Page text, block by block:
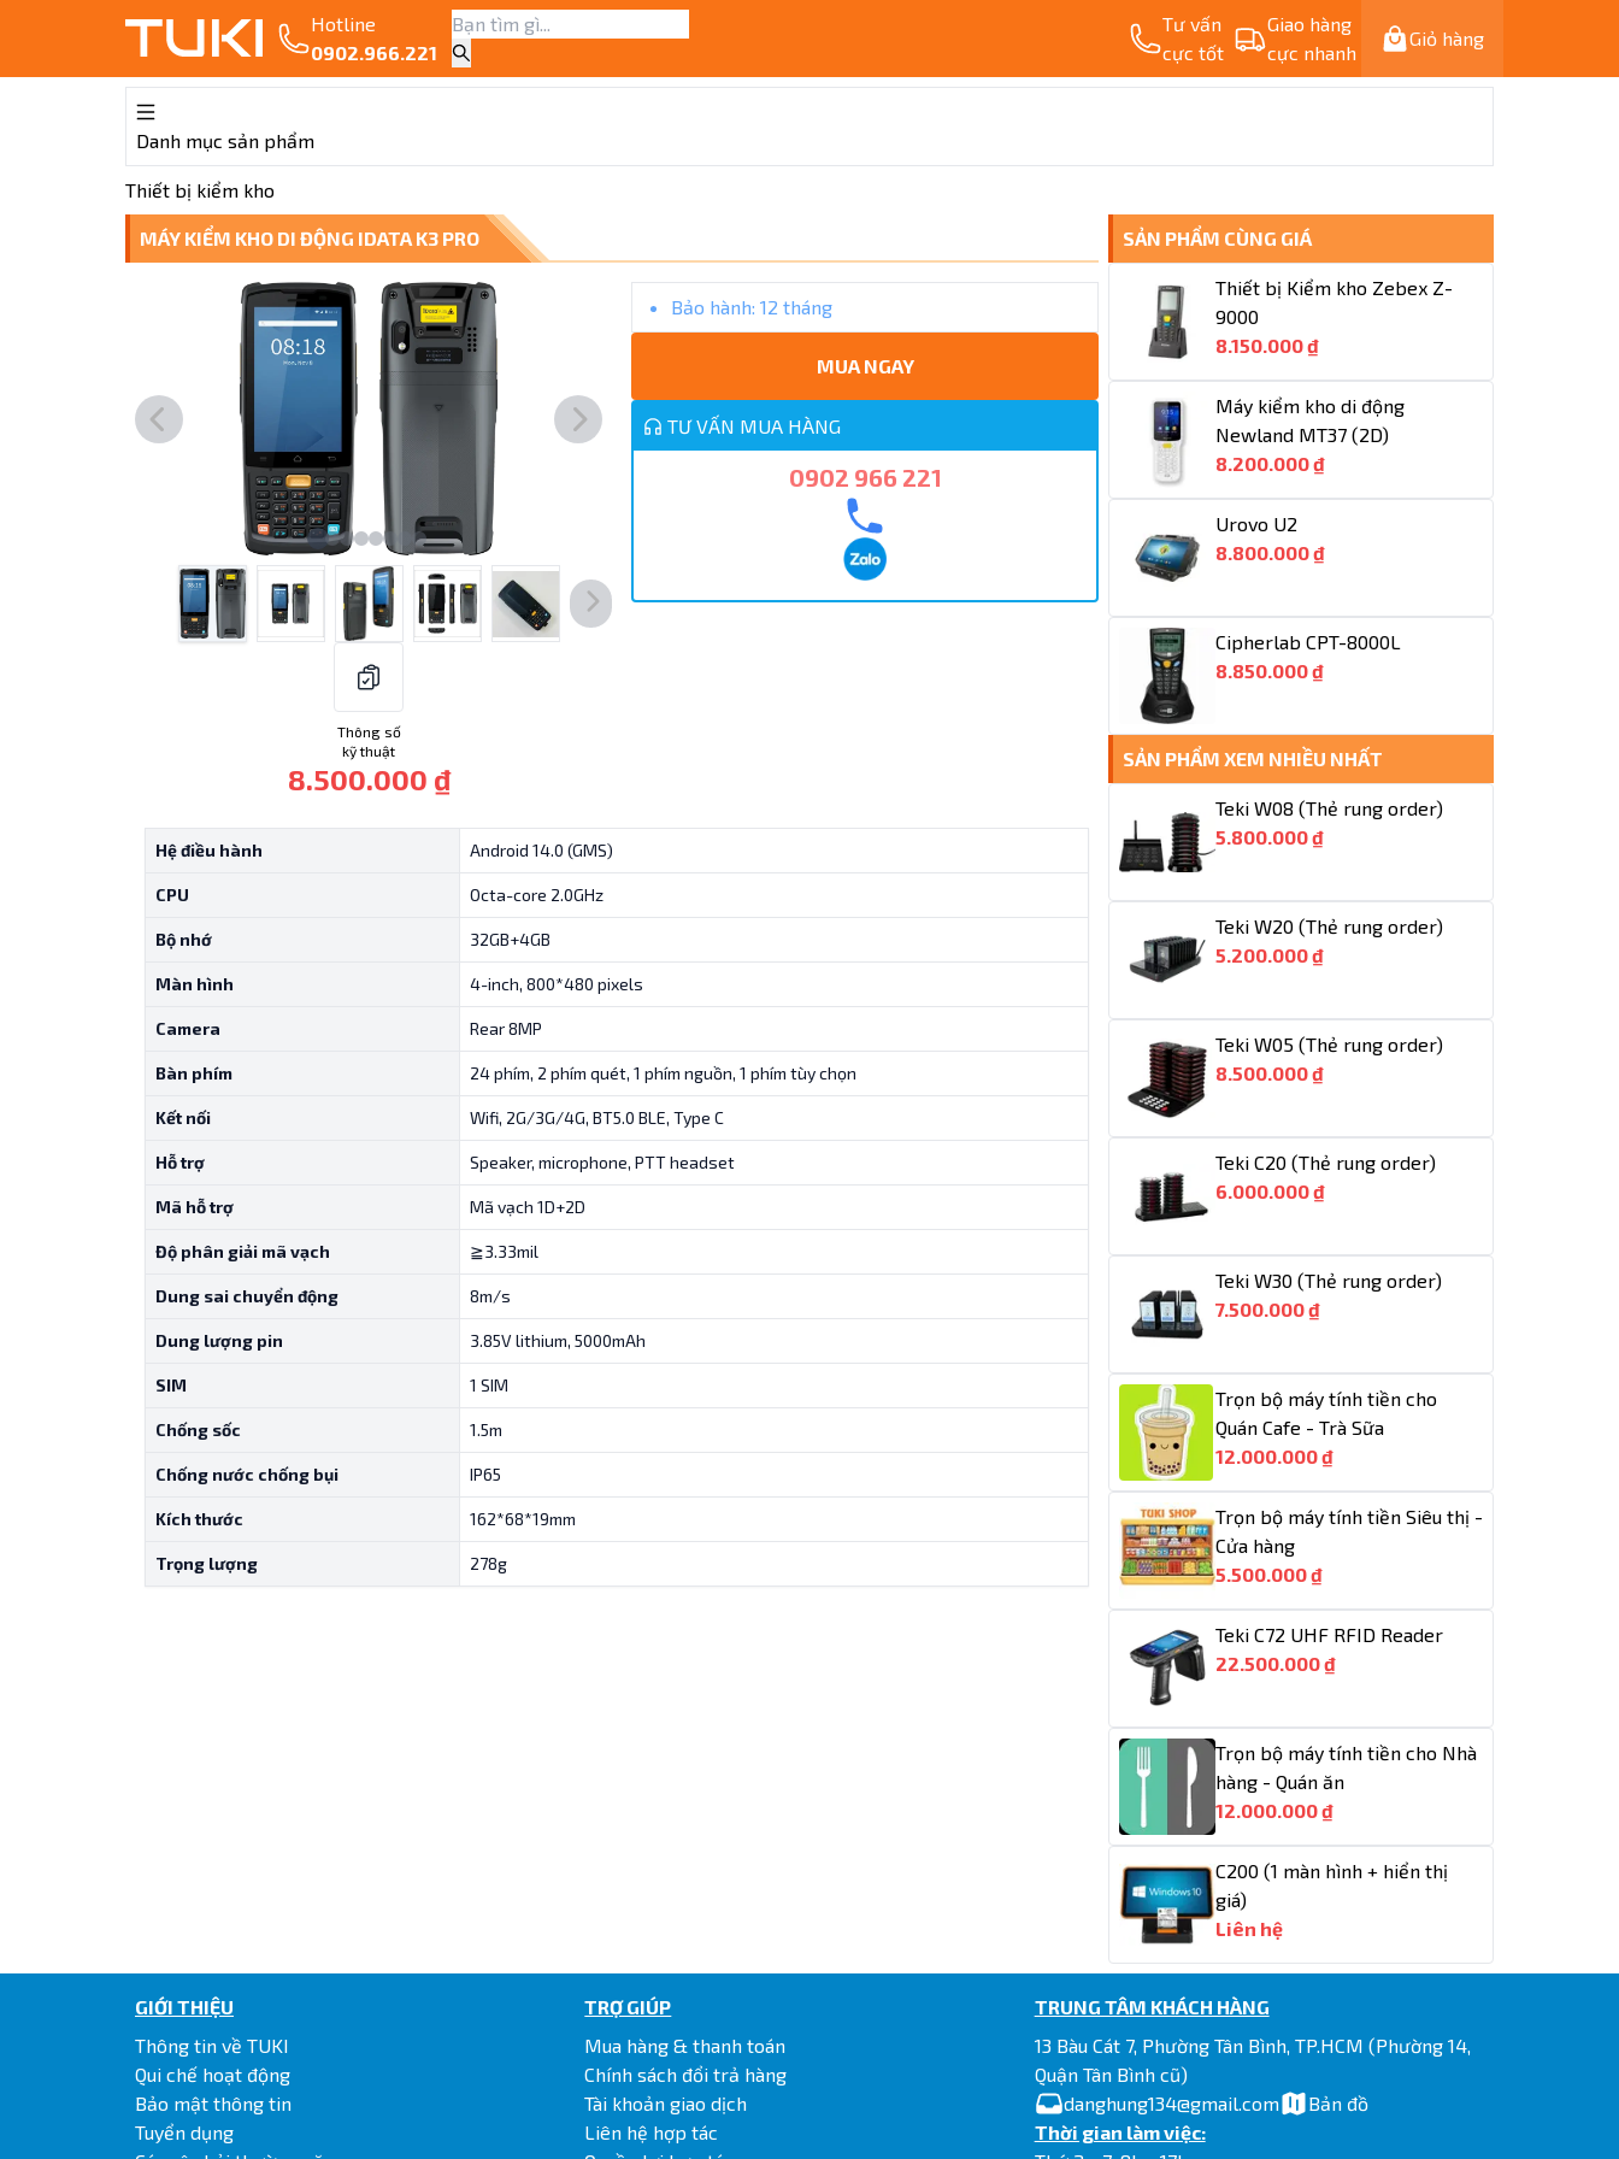
Hotline
0902.966.221
Tư vấn
cực tốt
Giao hàng
cực nhanh
Giỏ hàng
Danh mục sản phẩm
Thiết bị kiểm kho
MÁY KIỂM KHO DI ĐỘNG IDATA K3 PRO
Thông số
kỹ thuật
8.500.000 ₫
Bảo hành: 12 tháng
MUA NGAY
TƯ VẤN MUA HÀNG
0902 966 221
Hệ điều hành Android 14.0 (GMS)
CPU Octa-core 2.0GHz
Bộ nhớ 32GB+4GB
Màn hình 4-inch, 800*480 pixels
Camera Rear 8MP
Bàn phím 24 phím, 2 phím quét, 1 phím nguồn, 1 phím tùy chọn
Kết nối Wifi, 2G/3G/4G, BT5.0 BLE, Type C
Hỗ trợ Speaker, microphone, PTT headset
Mã hỗ trợ Mã vạch 1D+2D
Độ phân giải mã vạch ≧3.33mil
Dung sai chuyển động 8m/s
Dung lượng pin 3.85V lithium, 5000mAh
SIM 1 SIM
Chống sốc 1.5m
Chống nước chống bụi IP65
Kích thước 162*68*19mm
Trọng lượng 278g
SẢN PHẨM CÙNG GIÁ
Thiết bị Kiểm kho Zebex Z-
9000
8.150.000 ₫
Máy kiểm kho di động
Newland MT37 (2D)
8.200.000 ₫
Urovo U2
8.800.000 ₫
Cipherlab CPT-8000L
8.850.000 ₫
SẢN PHẨM XEM NHIỀU NHẤT
Teki W08 (Thẻ rung order)
5.800.000 ₫
Teki W20 (Thẻ rung order)
5.200.000 ₫
Teki W05 (Thẻ rung order)
8.500.000 ₫
Teki C20 (Thẻ rung order)
6.000.000 ₫
Teki W30 (Thẻ rung order)
7.500.000 ₫
Trọn bộ máy tính tiền cho
Quán Cafe - Trà Sữa
12.000.000 ₫
Trọn bộ máy tính tiền Siêu thị -
Cửa hàng
5.500.000 ₫
Teki C72 UHF RFID Reader
22.500.000 ₫
Trọn bộ máy tính tiền cho Nhà
hàng - Quán ăn
12.000.000 ₫
C200 (1 màn hình + hiển thị
giá)
Liên hệ
GIỚI THIỆU
Thông tin về TUKI
Qui chế hoạt động
Bảo mật thông tin
Tuyển dụng
TRỢ GIÚP
Mua hàng & thanh toán
Chính sách đổi trả hàng
Tài khoản giao dịch
Liên hệ hợp tác
TRUNG TÂM KHÁCH HÀNG
13 Bàu Cát 7, Phường Tân Bình, TP.HCM (Phường 14,
Quận Tân Bình cũ)
danghung134@gmail.com
Bản đồ
Thời gian làm việc: